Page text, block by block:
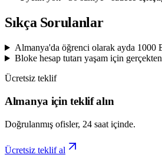
Sıkça Sorulanlar
Almanya'da öğrenci olarak ayda 1000
Bloke hesap tutarı yaşam için
Ücretsiz teklif
Almanya için teklif alın
Doğrulanmış ofisler, 24 saat içinde.
Ücretsiz teklif al